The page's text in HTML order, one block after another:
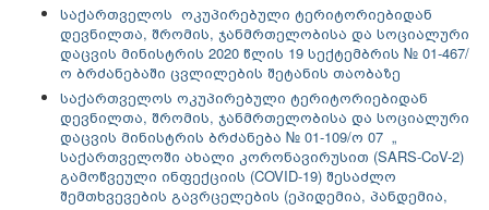
საქართველოს ოკუპირებული ტერიტორიებიდან
დევნილთა, შრომის, ჯანმრთელობისა და სოციალური
დაცვის მინისტრის 2020 წლის 19 სექტემბრის № 01-467/
ო ბრძანებაში ცვლილების შეტანის თაობაზე
საქართველოს ოკუპირებული ტერიტორიებიდან
დევნილთა, შრომის, ჯანმრთელობისა და სოციალური
დაცვის მინისტრის ბრძანება № 01-109/ო 07 „
საქართველოში ახალი კორონავირუსით (SARS-CoV-2)
გამოწვეული ინფექციის (COVID-19) შესაძლო
შემთხვევების გავრცელების (ეპიდემია, პანდემია,